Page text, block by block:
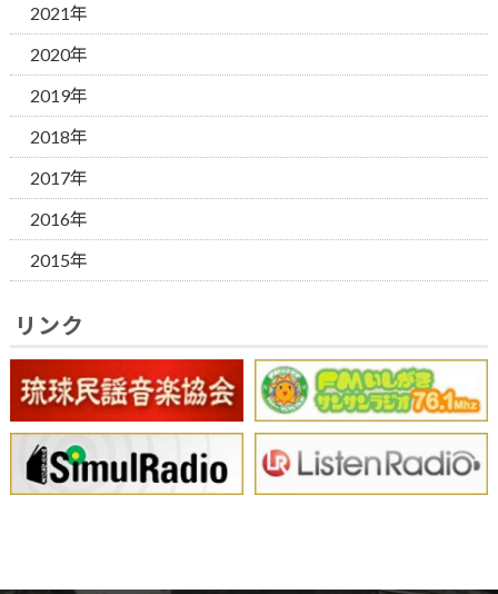
2021年
2020年
2019年
2018年
2017年
2016年
2015年
リンク